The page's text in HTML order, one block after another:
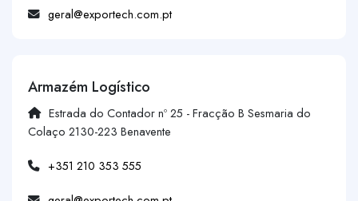
geral@exportech.com.pt
Armazém Logístico
Estrada do Contador nº 25 - Fracção B Sesmaria do
Colaço 2130-223 Benavente
+351 210 353 555